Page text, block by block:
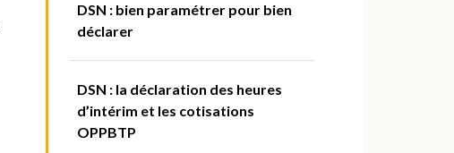
DSN : bien paramétrer pour bien
déclarer
DSN : la déclaration des heures
d’intérim et les cotisations
OPPBTP